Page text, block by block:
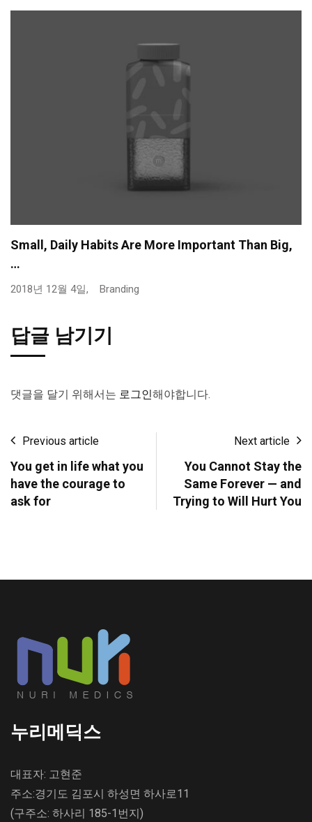
Small, Daily Habits Are More Important Than Big,
…
2018년 12월 4일, Branding
답글 남기기
댓글을 달기 위해서는 로그인해야합니다.
Previous article
You get in life what you
have the courage to
ask for
Next article
You Cannot Stay the
Same Forever — and
Trying to Will Hurt You
누리메딕스
대표자: 고현준
주소:경기도 김포시 하성면 하사로11
(구주소: 하사리 185-1번지)